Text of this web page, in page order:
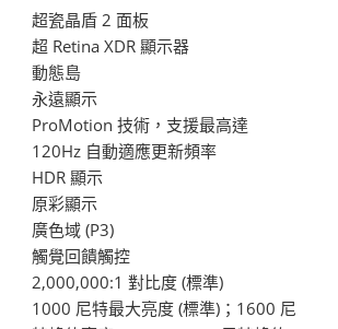
超瓷晶盾 2 面板
超 Retina XDR 顯示器
動態島
永遠顯示
ProMotion 技術，支援最高達
120Hz 自動適應更新頻率
HDR 顯示
原彩顯示
廣色域 (P3)
觸覺回饋觸控
2,000,000:1 對比度 (標準)
1000 尼特最大亮度 (標準)；1600 尼